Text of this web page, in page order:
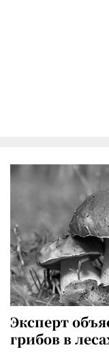
Эксперт
грибов в